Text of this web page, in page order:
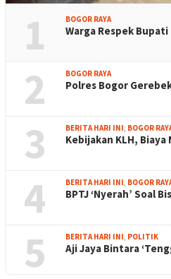
1 BOGOR RAYA
Warga Respek
2 BOGOR RAYA
Polres Bogor
3 BERITA HARI INI, BOGOR
Kebijakan KLH, Biaya
4 BERITA HARI INI, BOGOR
BPTJ ‘Nyerah’ Soal
5 BERITA HARI INI, POLITIK
Aji Jaya Bintara